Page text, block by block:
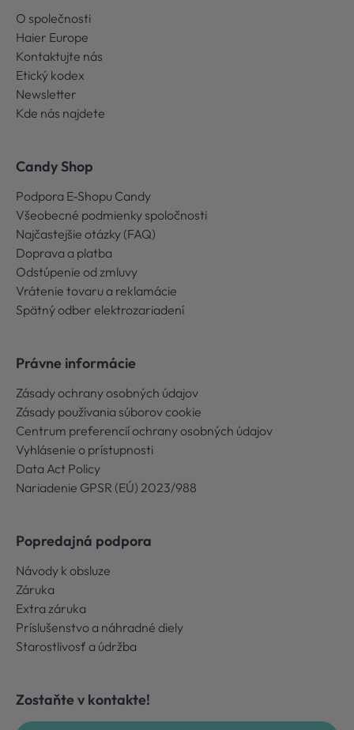
O společnosti
Haier Europe
Kontaktujte nás
Etický kodex
Newsletter
Kde nás najdete
Candy Shop
Podpora E-Shopu Candy
Všeobecné podmienky spoločnosti
Najčastejšie otázky (FAQ)
Doprava a platba
Odstúpenie od zmluvy
Vrátenie tovaru a reklamácie
Spätný odber elektrozariadení
Právne informácie
Zásady ochrany osobných údajov
Zásady používania súborov cookie
Centrum preferencií ochrany osobných údajov
Vyhlásenie o prístupnosti
Data Act Policy
Nariadenie GPSR (EÚ) 2023/988
Popredajná podpora
Návody k obsluze
Záruka
Extra záruka
Príslušenstvo a náhradné diely
Starostlivosť a údržba
Zostaňte v kontakte!